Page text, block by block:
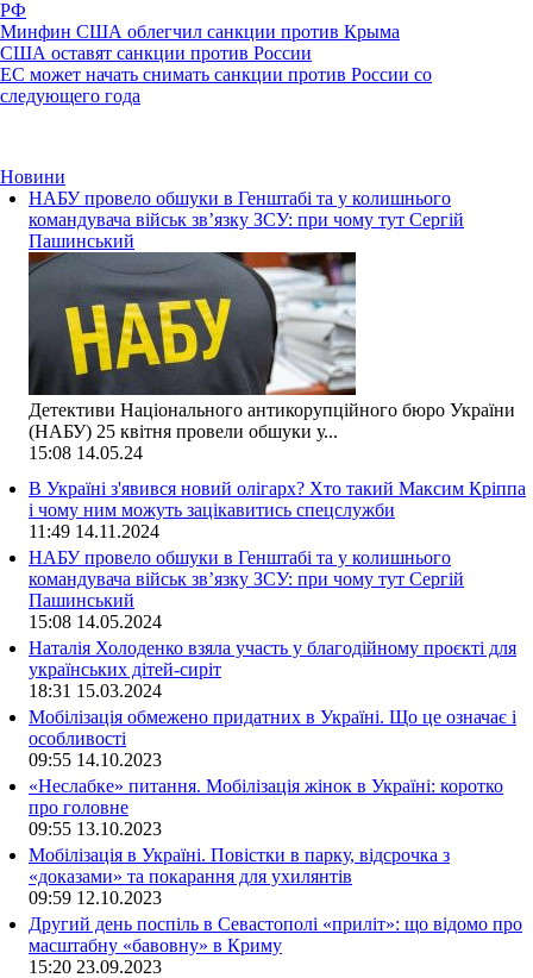
РФ
Минфин США облегчил санкции против Крыма
США оставят санкции против России
ЕС может начать снимать санкции против России со
следующего года
Новини
НАБУ провело обшуки в Генштабі та у колишнього
командувача військ зв’язку ЗСУ: при чому тут Сергій
Пашинський
Детективи Національного антикорупційного бюро України
(НАБУ) 25 квітня провели обшуки у...
15:08 14.05.24
В Україні з'явився новий олігарх? Хто такий Максим Кріппа
і чому ним можуть зацікавитись спецслужби
11:49 14.11.2024
НАБУ провело обшуки в Генштабі та у колишнього
командувача військ зв’язку ЗСУ: при чому тут Сергій
Пашинський
15:08 14.05.2024
Наталія Холоденко взяла участь у благодійному проєкті для
українських дітей-сиріт
18:31 15.03.2024
Мобілізація обмежено придатних в Україні. Що це означає і
особливості
09:55 14.10.2023
«Неслабке» питання. Мобілізація жінок в Україні: коротко
про головне
09:55 13.10.2023
Мобілізація в Україні. Повістки в парку, відсрочка з
«доказами» та покарання для ухилянтів
09:59 12.10.2023
Другий день поспіль в Севастополі «приліт»: що відомо про
масштабну «бавовну» в Криму
15:20 23.09.2023